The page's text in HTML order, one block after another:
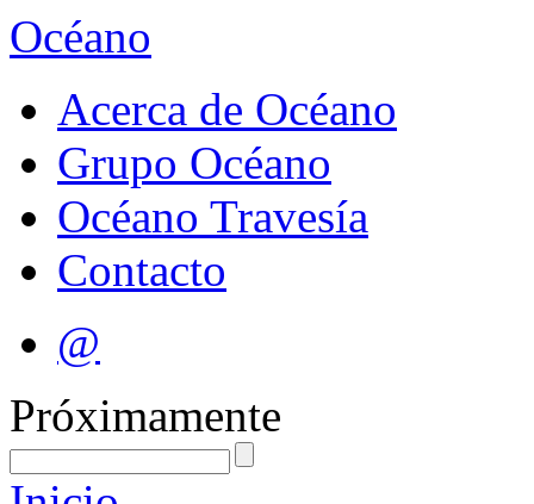
Océano
Acerca de Océano
Grupo Océano
Océano Travesía
Contacto
@
Próximamente